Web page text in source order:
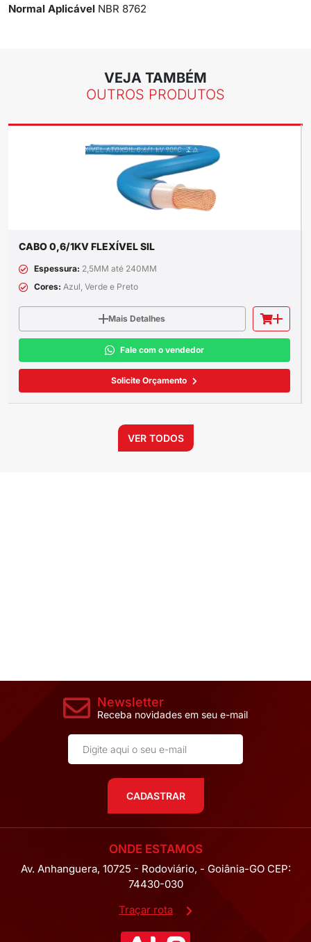
Normal Aplicável NBR 8762
VEJA TAMBÉM
OUTROS PRODUTOS
CABO 0,6/1KV FLEXÍVEL SIL
Espessura: 2,5MM até 240MM
Cores: Azul, Verde e Preto
Mais Detalhes
Fale com o vendedor
Solicite Orçamento
VER TODOS
Newsletter
Receba novidades em seu e-mail
CADASTRAR
ONDE ESTAMOS
Av. Anhanguera, 10725 - Rodoviário, - Goiânia-GO CEP:
74430-030
Traçar rota